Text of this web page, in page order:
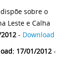
sobre o
Leste e Calha
- Download
17/01/2012 -